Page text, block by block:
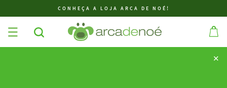
CONHEÇA A LOJA ARCA DE NOÉ!
✕
✕